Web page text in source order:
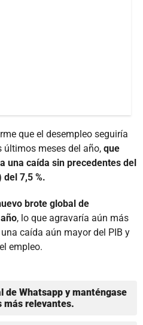
que el desempleo seguiría
últimos meses del año, que
una caída sin precedentes del
7,5 %.
brote global de
, lo que agravaría aún más
caída aún mayor del PIB y
empleo.
de Whatsapp y manténgase
más relevantes.